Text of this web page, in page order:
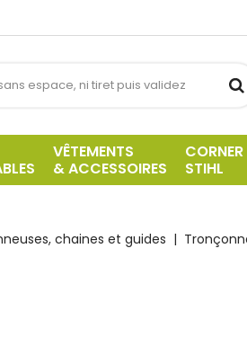
VÊTEMENTS
& ACCESSOIRES
CORNER
STIHL
chaines et guides